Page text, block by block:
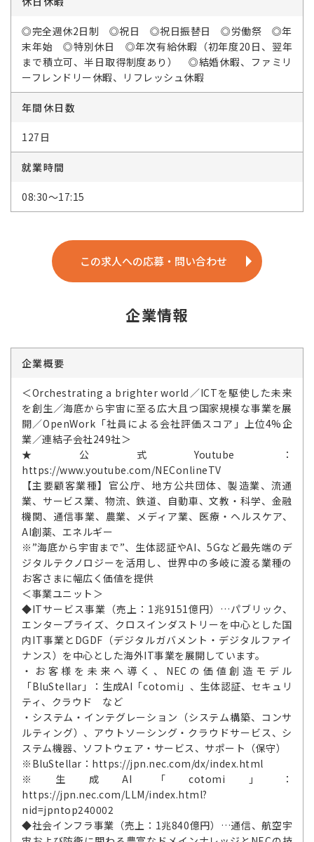
◎完全週休2日制 ◎祝日 ◎祝日振替日 ◎労働祭 ◎年
末年始 ◎特別休日 ◎年次有給休暇（初年度20日、翌年
まで積立可、半日取得制度あり） ◎結婚休暇、ファミリ
ーフレンドリー休暇、リフレッシュ休暇
年間休日数
127日
就業時間
08:30～17:15
この求人への応募・問い合わせ
企業情報
企業概要
＜Orchestrating a brighter world／ICTを駆使した未来
を創生／海底から宇宙に至る広大且つ国家規模な事業を展
開／OpenWork「社員による会社評価スコア」上位4%企
業／連結子会社249社＞
★公式Youtube：
https://www.youtube.com/NEConlineTV
【主要顧客業種】官公庁、地方公共団体、製造業、流通
業、サービス業、物流、鉄道、自動車、文教・科学、金融
機関、通信事業、農業、メディア業、医療・ヘルスケア、
AI創薬、エネルギー
※”海底から宇宙まで”、生体認証やAI、5Gなど最先端のデ
ジタルテクノロジーを活用し、世界中の多岐に渡る業種の
お客さまに幅広く価値を提供
＜事業ユニット＞
◆ITサービス事業（売上：1兆9151億円）…パブリック、
エンタープライズ、クロスインダストリーを中心とした国
内IT事業とDGDF（デジタルガバメント・デジタルファイ
ナンス）を中心とした海外IT事業を展開しています。
・お客様を未来へ導く、NECの価値創造モデル
「BluStellar」：生成AI「cotomi」、生体認証、セキュリ
ティ、クラウド など
・システム・インテグレーション（システム構築、コンサ
ルティング）、アウトソーシング・クラウドサービス、シ
ステム機器、ソフトウェア・サービス、サポート（保守）
※BluStellar：https://jpn.nec.com/dx/index.html
※生成AI「cotomi」：
https://jpn.nec.com/LLM/index.html?
nid=jpntop240002
◆社会インフラ事業（売上：1兆840億円）…通信、航空宇